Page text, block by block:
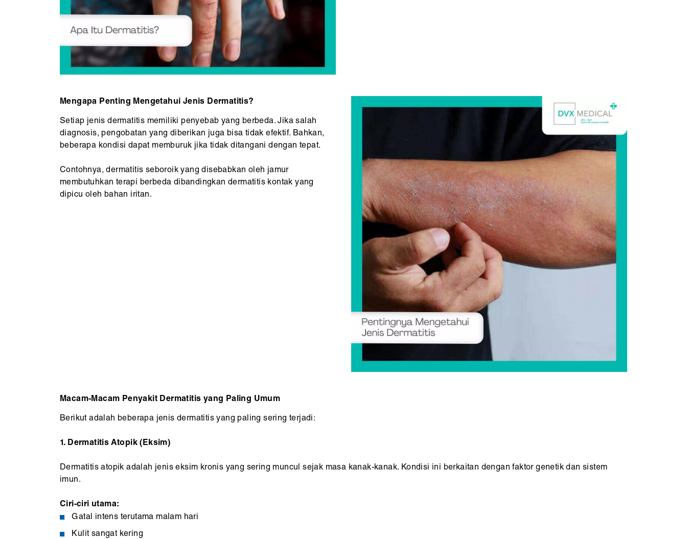
Mengapa Penting Mengetahui Jenis Dermatitis?
Setiap jenis dermatitis memiliki penyebab yang berbeda. Jika salah
diagnosis, pengobatan yang diberikan juga bisa tidak efektif. Bahkan,
beberapa kondisi dapat memburuk jika tidak ditangani dengan tepat.
Contohnya, dermatitis seboroik yang disebabkan oleh jamur
membutuhkan terapi berbeda dibandingkan dermatitis kontak yang
dipicu oleh bahan iritan.
Macam-Macam Penyakit Dermatitis yang Paling Umum
Berikut adalah beberapa jenis dermatitis yang paling sering terjadi:
1. Dermatitis Atopik (Eksim)
Dermatitis atopik adalah jenis eksim kronis yang sering muncul sejak masa kanak-kanak. Kondisi ini berkaitan dengan faktor genetik dan sistem
imun.
Ciri-ciri utama:
Gatal intens terutama malam hari
Kulit sangat kering